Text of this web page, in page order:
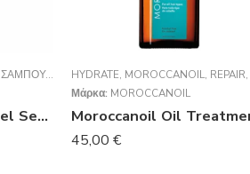
ΣΑΜΠΟΥΆΝ
L’Oréal Professionnel Serie Expert Vitamino Color Shampoo 1500ml
HYDRATE, MOROCCANOIL, REPAIR,
Μάρκα: MOROCCANOIL
45,00 €